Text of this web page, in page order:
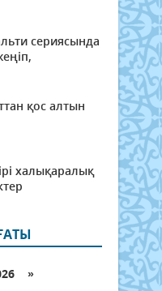
сериясында
қос алтын
халықаралық
»